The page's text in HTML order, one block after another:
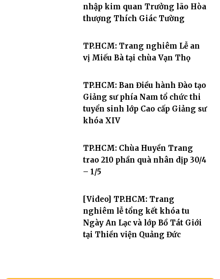
nhập kim quan Trưởng lão Hòa
thượng Thích Giác Tường
TP.HCM: Trang nghiêm Lễ an
vị Miếu Bà tại chùa Vạn Thọ
TP.HCM: Ban Điều hành Đào tạo
Giảng sư phía Nam tổ chức thi
tuyển sinh lớp Cao cấp Giảng sư
khóa XIV
TP.HCM: Chùa Huyền Trang
trao 210 phần quà nhân dịp 30/4
– 1/5
[Video] TP.HCM: Trang
nghiêm lễ tổng kết khóa tu
Ngày An Lạc và lớp Bồ Tát Giới
tại Thiền viện Quảng Đức